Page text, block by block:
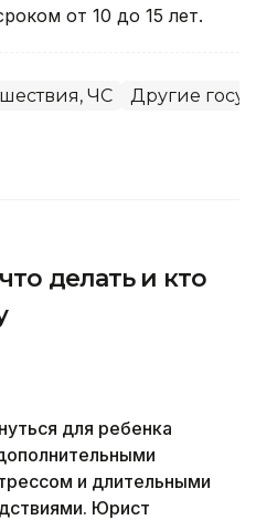
от 10 до 15 лет.
ЧС Другие
делать и кто
для ребенка
и длительными
Юрист